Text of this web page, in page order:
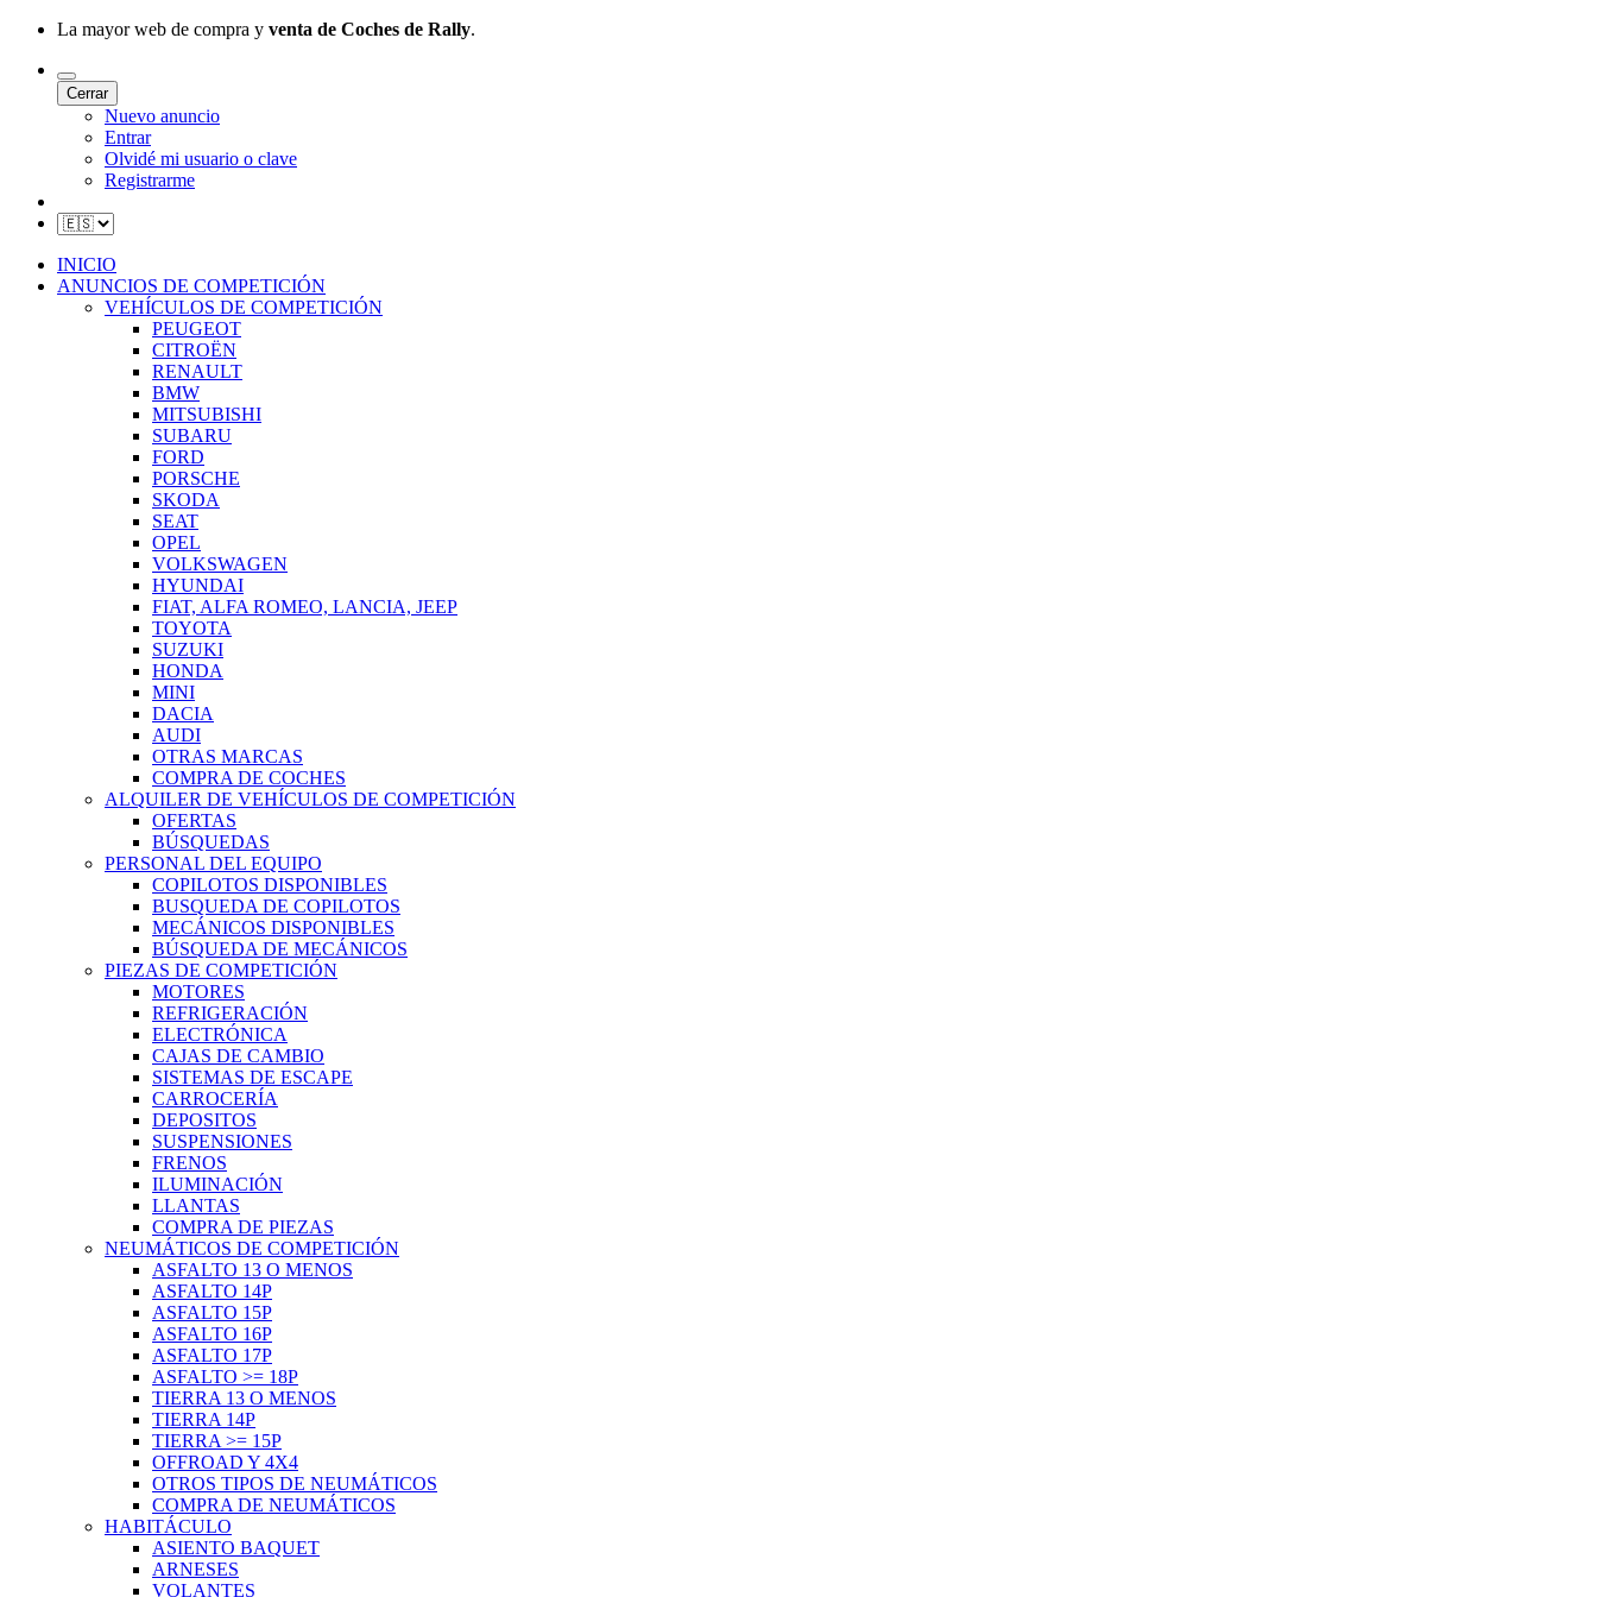
La mayor web de compra y venta de Coches de Rally.
Cerrar
Nuevo anuncio
Entrar
Olvidé mi usuario o clave
Registrarme
INICIO
ANUNCIOS DE COMPETICIÓN
VEHÍCULOS DE COMPETICIÓN
PEUGEOT
CITROËN
RENAULT
BMW
MITSUBISHI
SUBARU
FORD
PORSCHE
SKODA
SEAT
OPEL
VOLKSWAGEN
HYUNDAI
FIAT, ALFA ROMEO, LANCIA, JEEP
TOYOTA
SUZUKI
HONDA
MINI
DACIA
AUDI
OTRAS MARCAS
COMPRA DE COCHES
ALQUILER DE VEHÍCULOS DE COMPETICIÓN
OFERTAS
BÚSQUEDAS
PERSONAL DEL EQUIPO
COPILOTOS DISPONIBLES
BUSQUEDA DE COPILOTOS
MECÁNICOS DISPONIBLES
BÚSQUEDA DE MECÁNICOS
PIEZAS DE COMPETICIÓN
MOTORES
REFRIGERACIÓN
ELECTRÓNICA
CAJAS DE CAMBIO
SISTEMAS DE ESCAPE
CARROCERÍA
DEPOSITOS
SUSPENSIONES
FRENOS
ILUMINACIÓN
LLANTAS
COMPRA DE PIEZAS
NEUMÁTICOS DE COMPETICIÓN
ASFALTO 13 O MENOS
ASFALTO 14P
ASFALTO 15P
ASFALTO 16P
ASFALTO 17P
ASFALTO >= 18P
TIERRA 13 O MENOS
TIERRA 14P
TIERRA >= 15P
OFFROAD Y 4X4
OTROS TIPOS DE NEUMÁTICOS
COMPRA DE NEUMÁTICOS
HABITÁCULO
ASIENTO BAQUET
ARNESES
VOLANTES